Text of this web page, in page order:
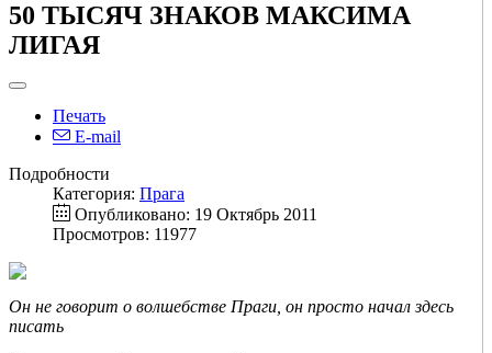
50 ТЫСЯЧ ЗНАКОВ МАКСИМА
ЛИГАЯ
Печать
E-mail
Подробности
Категория: Прага
Опубликовано: 19 Октябрь 2011
Просмотров: 11977
Он не говорит о волшебстве Праги, он просто начал здесь
писать